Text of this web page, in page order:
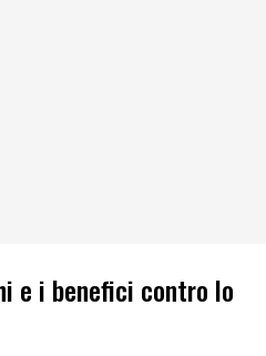
e i benefici contro lo